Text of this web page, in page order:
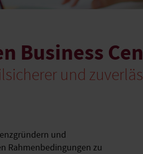
Business
und
und
Rahmenbedingungen zu